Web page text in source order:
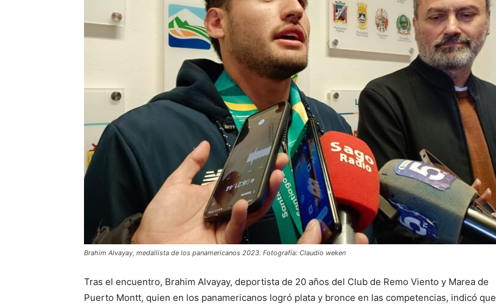
Brahim Alvayay, medallista de los panamericanos 2023. Fotografía: Claudio weken
Tras el encuentro, Brahim Alvayay, deportista de 20 años del Club de Remo Viento y Marea de
Puerto Montt, quien en los panamericanos logró plata y bronce en las competencias, indicó que